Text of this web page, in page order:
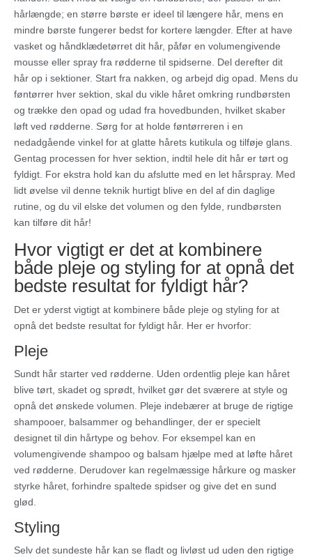
hårlængde; en større børste er ideel til længere hår, mens en
mindre børste fungerer bedst for kortere længder. Efter at have
vasket og håndklædetørret dit hår, påfør en volumengivende
mousse eller spray fra rødderne til spidserne. Del derefter dit
hår op i sektioner. Start fra nakken, og arbejd dig opad. Mens du
føntørrer hver sektion, skal du vikle håret omkring rundbørsten
og trække den opad og udad fra hovedbunden, hvilket skaber
løft ved rødderne. Sørg for at holde føntørreren i en
nedadgående vinkel for at glatte hårets kutikula og tilføje glans.
Gentag processen for hver sektion, indtil hele dit hår er tørt og
fyldigt. For ekstra hold kan du afslutte med en let hårspray. Med
lidt øvelse vil denne teknik hurtigt blive en del af din daglige
rutine, og du vil elske det volumen og den fylde, rundbørsten
kan tilføre dit hår!
Hvor vigtigt er det at kombinere
både pleje og styling for at opnå det
bedste resultat for fyldigt hår?
Det er yderst vigtigt at kombinere både pleje og styling for at
opnå det bedste resultat for fyldigt hår. Her er hvorfor:
Pleje
Sundt hår starter ved rødderne. Uden ordentlig pleje kan håret
blive tørt, skadet og sprødt, hvilket gør det sværere at style og
opnå det ønskede volumen. Pleje indebærer at bruge de rigtige
shampooer, balsammer og behandlinger, der er specielt
designet til din hårtype og behov. For eksempel kan en
volumengivende shampoo og balsam hjælpe med at løfte håret
ved rødderne. Derudover kan regelmæssige hårkure og masker
styrke håret, forhindre spaltede spidser og give det en sund
glød.
Styling
Selv det sundeste hår kan se fladt og livløst ud uden den rigtige